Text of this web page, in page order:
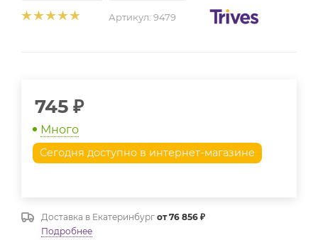
Артикул: 9479
745 ₽
Много
Сегодня доступно в интернет-магазине
Доставка в Екатеринбург от 76 856 ₽
Подробнее